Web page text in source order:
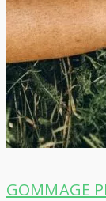
GOMMAGE